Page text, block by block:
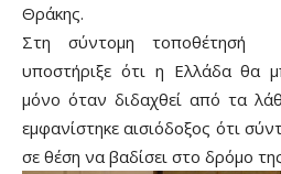
Θράκης.
Στη σύντομη
υποστήριξε ότι η Ελλάδα θα
μόνο όταν διδαχθεί από τα
εμφανίστηκε αισιόδοξος ότι
σε θέση να βαδίσει στο δρόμο